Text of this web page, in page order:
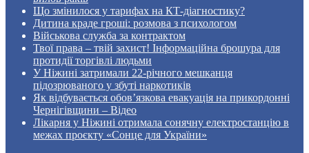
Що змінилося у тарифах на КТ-діагностику?
Дитина краде гроші: розмова з психологом
Військова служба за контрактом
Твої права – твій захист! Інформаційна брошура для
протидії торгівлі людьми
У Ніжині затримали 22-річного мешканця
підозрюваного у збуті наркотиків
Як відбувається обов’язкова евакуація на прикордонні
Чернігівщини – Відео
Лікарня у Ніжині отримала сонячну електростанцію в
межах проєкту «Сонце для України»